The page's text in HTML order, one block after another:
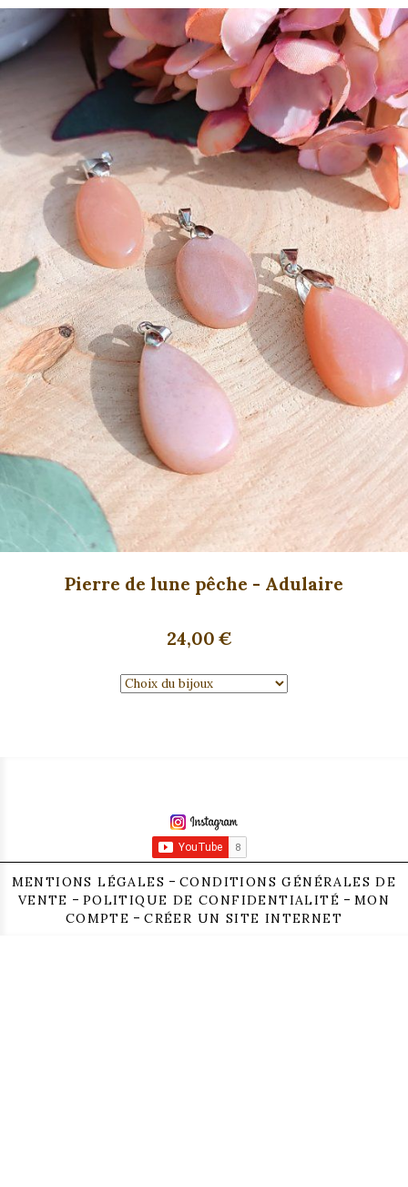
Pierre de lune pêche - Adulaire
24,00 €
MENTIONS LÉGALES
CONDITIONS GÉNÉRALES DE
VENTE
POLITIQUE DE CONFIDENTIALITÉ
MON
COMPTE
CRÉER UN SITE INTERNET